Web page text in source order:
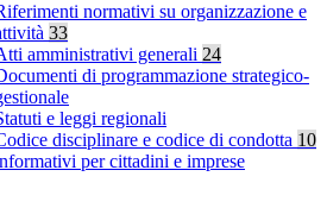
normativi su organizzazione e
33
amministrativi generali 24
di programmazione strategico-
e leggi regionali
disciplinare e codice di condotta 10
per cittadini e imprese